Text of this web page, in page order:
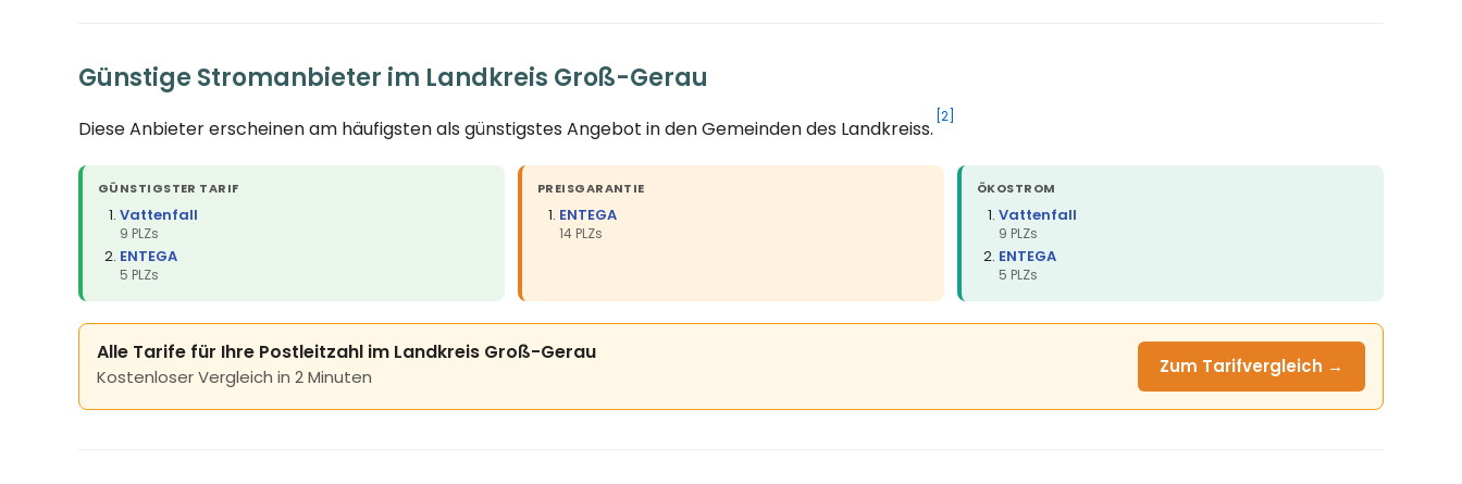
Günstige Stromanbieter im Landkreis Groß-Gerau
Diese Anbieter erscheinen am häufigsten als günstigstes Angebot in den Gemeinden des Landkreiss. [2]
GÜNSTIGSTER TARIF
Vattenfall
9 PLZs
ENTEGA
5 PLZs
PREISGARANTIE
ENTEGA
14 PLZs
ÖKOSTROM
Vattenfall
9 PLZs
ENTEGA
5 PLZs
Alle Tarife für Ihre Postleitzahl im Landkreis Groß-Gerau
Kostenloser Vergleich in 2 Minuten Zum Tarifvergleich →